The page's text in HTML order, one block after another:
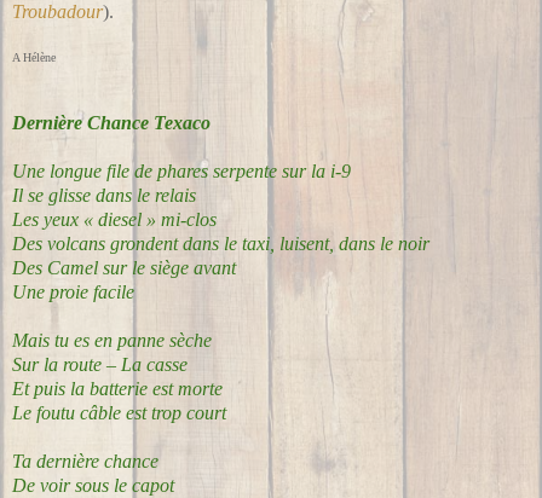
Troubadour).
A Hélène
Dernière Chance Texaco
Une longue file de phares serpente sur la i-9
Il se glisse dans le relais
Les yeux « diesel » mi-clos
Des volcans grondent dans le taxi, luisent, dans le noir
Des Camel sur le siège avant
Une proie facile
Mais tu es en panne sèche
Sur la route – La casse
Et puis la batterie est morte
Le foutu câble est trop court
Ta dernière chance
De voir sous le capot